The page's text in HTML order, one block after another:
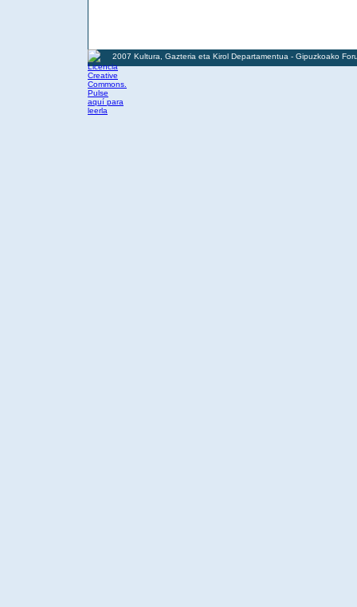
2007 Kultura, Gazteria eta Kirol Departamentua - Gipuzkoako